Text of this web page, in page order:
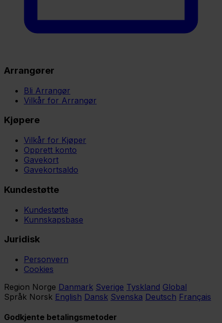
Arrangører
Bli Arrangør
Vilkår for Arrangør
Kjøpere
Vilkår for Kjøper
Opprett konto
Gavekort
Gavekortsaldo
Kundestøtte
Kundestøtte
Kunnskapsbase
Juridisk
Personvern
Cookies
Region Norge Danmark Sverige Tyskland Global
Språk Norsk English Dansk Svenska Deutsch Français
Godkjente betalingsmetoder